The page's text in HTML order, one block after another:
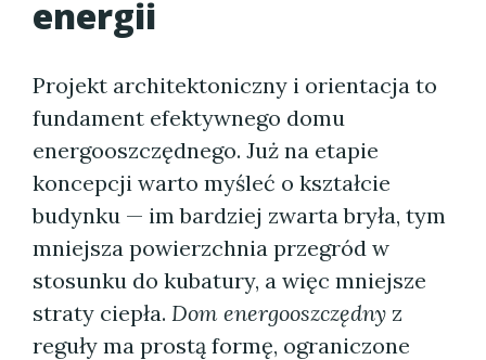
energii
Projekt architektoniczny i orientacja to
fundament efektywnego domu
energooszczędnego. Już na etapie
koncepcji warto myśleć o kształcie
budynku — im bardziej zwarta bryła, tym
mniejsza powierzchnia przegród w
stosunku do kubatury, a więc mniejsze
straty ciepła. Dom energooszczędny z
reguły ma prostą formę, ograniczone